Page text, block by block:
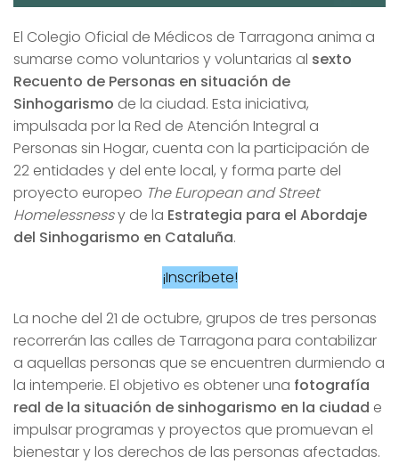
El Colegio Oficial de Médicos de Tarragona anima a
sumarse como voluntarios y voluntarias al sexto
Recuento de Personas en situación de
Sinhogarismo de la ciudad. Esta iniciativa,
impulsada por la Red de Atención Integral a
Personas sin Hogar, cuenta con la participación de
22 entidades y del ente local, y forma parte del
proyecto europeo The European and Street
Homelessnessy de la Estrategia para el Abordaje
del Sinhogarismo en Cataluña.
¡Inscríbete!
La noche del 21 de octubre, grupos de tres personas
recorrerán las calles de Tarragona para contabilizar
a aquellas personas que se encuentren durmiendo a
la intemperie. El objetivo es obtener una fotografía
real de la situación de sinhogarismo en la ciudad e
impulsar programas y proyectos que promuevan el
bienestar y los derechos de las personas afectadas.